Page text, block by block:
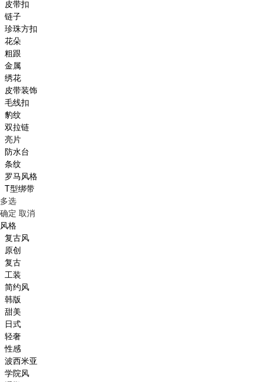
皮带扣
链子
珍珠方扣
花朵
粗跟
金属
绣花
皮带装饰
毛线扣
豹纹
双拉链
亮片
防水台
条纹
罗马风格
T型绑带
多选
确定 取消
风格
复古风
原创
复古
工装
简约风
韩版
甜美
日式
轻奢
性感
波西米亚
学院风